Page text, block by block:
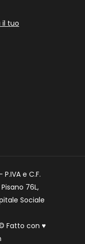
il tuo
e C.F.
76L,
Sociale
Fatto con ♥